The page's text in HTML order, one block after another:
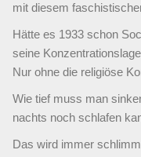
mit diesem
Hätte es 1933 schon
seine
Nur ohne die religiöse
Wie tief muss man
nachts noch schlafen
Das wird immer